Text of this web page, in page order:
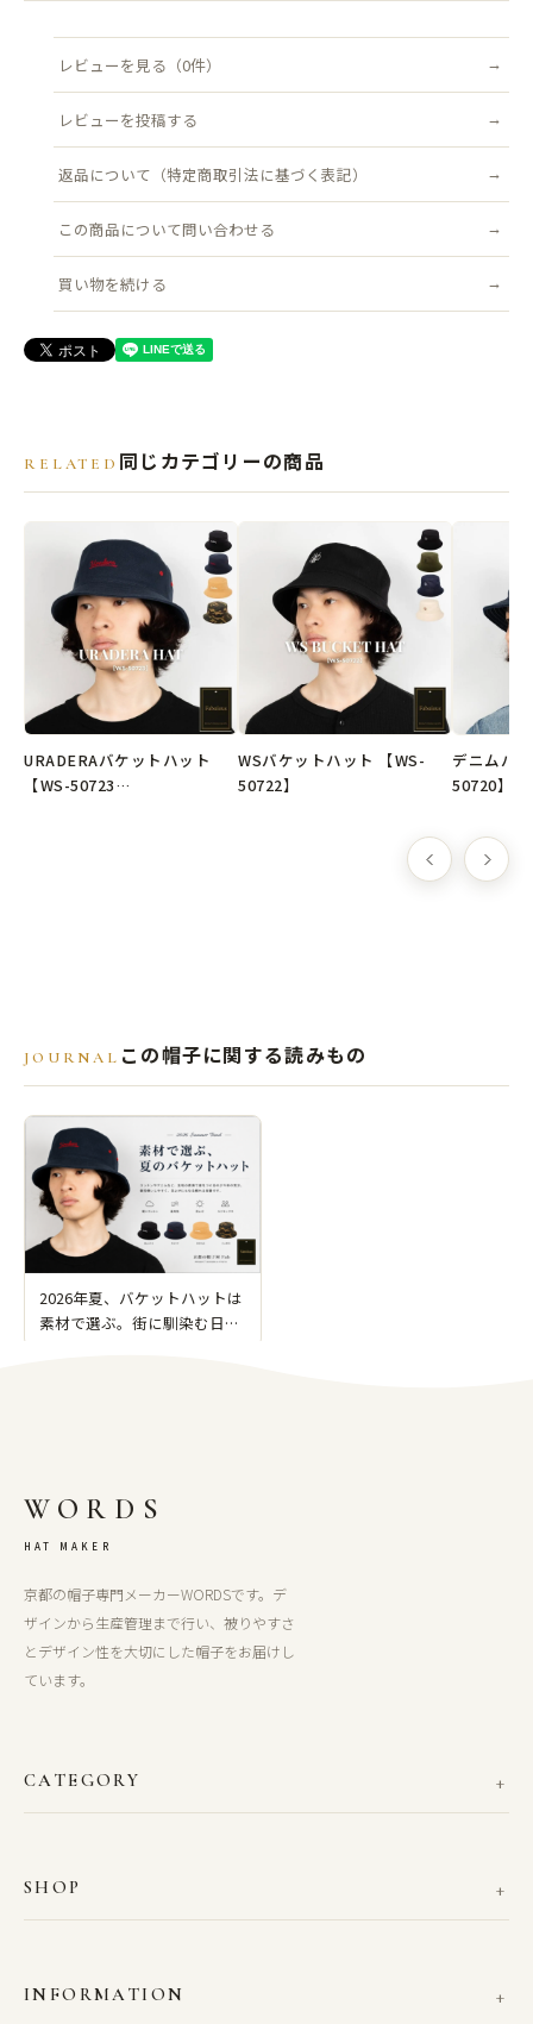
ト。
綿素材なので通年愛用でき、春夏の軽やかな装いにも、秋冬のシック
シックな色合いでコーディネートしやすく、日常使いから特別なシー
ンまで活躍。
ワンランク上のおしゃれを楽しみたい方におすすめのアイテムです。
●サイズ
帽子の高さ(被り深さ)：約11.5cm
本体 コットン100％
※弊社オリジナル企画デザインの商品です。
配送について詳しく見る →
します（返品送料は当店負担）。
返品について詳しく見る →
レビューを見る（0件）
レビューを投稿する
返品について（特定商取引法に基づく表記）
この商品について問い合わせる
買い物を続ける
RELATED 同じカテゴリーの商品
URADERAバケットハット
【WS-50723…
WSバケットハット 【WS-
50722】
デニムバ
50720】
JOURNAL この帽子に関する読みもの
2026年夏、バケットハットは
素材で選ぶ。街に馴染む日よ
WORDS
HAT MAKER
京都の帽子専門メーカーWORDSです。デ
ザインから生産管理まで行い、被りやすさ
とデザイン性を大切にした帽子をお届けし
ています。
CATEGORY
SHOP
INFORMATION